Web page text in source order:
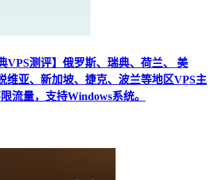
VPS测评】俄罗斯、瑞典、荷兰、 美
维亚、新加坡、捷克、波兰等地区VPS主
流量，支持Windows系统。